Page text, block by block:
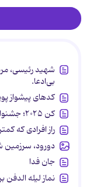
شهید رئیسی،
بی‌ادعا.
کدهای پیشواز
کن ۲۰۲۵؛ جشنواره‌ای علیه خانواده
راز افرادی که
دورود،
جان فدا
نماز لیله